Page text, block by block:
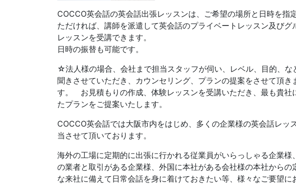
COCCO英会話の英会話出張レッスンは、ご希望の場所と日時を指
ただければ、講師を派遣して英会話のプライベートレッスン及びグ
レッスンを受講できます。
日時の振替も可能です。
☆法人様の場合、会社まで担当スタッフが伺い、レベル、目的、な
聞きさせていただき、カウンセリング、プランの提案をさせて頂き
す。 お見積もりの作成、体験レッスンを受講いただき、最も貴社
たプランをご提案いたします。
COCCO英会話では大阪市内をはじめ、多くの企業様の英会話レッ
当させて頂いております。
海外の工場に定期的に出張に行かれる従業員がいらっしゃる企業様
の業者と取引がある企業様、外国に本社がある会社様の本社からの
な来社に備えて日常会話を身に着けておきたい等、様々なご要望に